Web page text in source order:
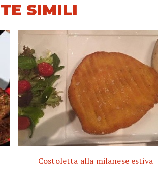
SIMILI
Costoletta alla milanese estiva